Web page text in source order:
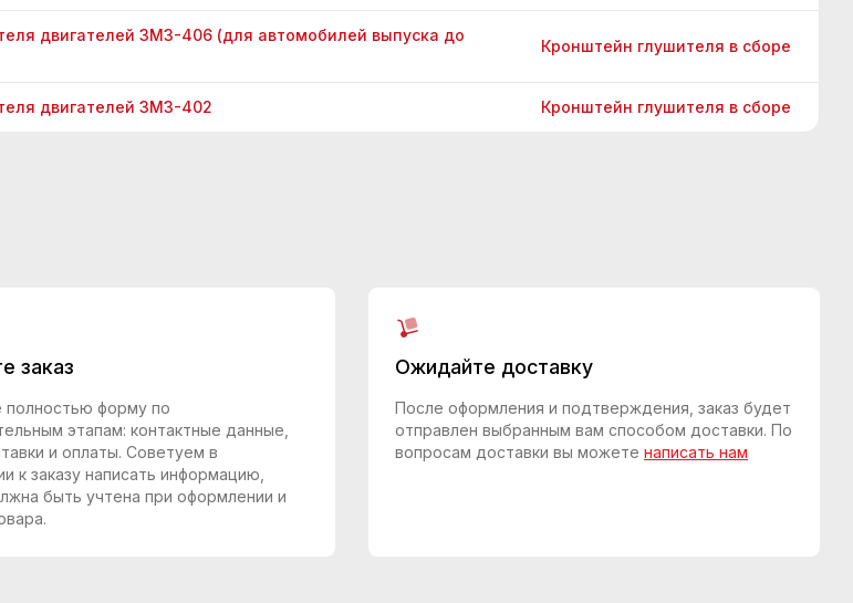
двигателей ЗМЗ-406 (для автомобилей выпуска до
Кронштейн глушителя в сборе
двигателей ЗМЗ-402 Кронштейн глушителя в сборе
заказ
полностью форму по
этапам: контактные данные,
и оплаты. Советуем в
к заказу написать информацию,
быть учтена при оформлении и
Ожидайте доставку
После оформления и подтверждения, заказ будет
отправлен выбранным вам способом доставки. По
вопросам доставки вы можете написать нам